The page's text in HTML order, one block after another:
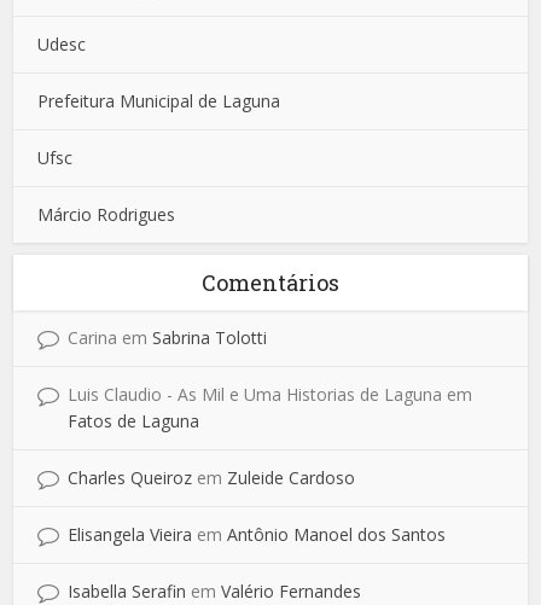
Udesc
Prefeitura Municipal de Laguna
Ufsc
Márcio Rodrigues
Comentários
Carina emSabrina Tolotti
Luis Claudio - As Mil e Uma Historias de Laguna em
Fatos de Laguna
Charles Queiroz em Zuleide Cardoso
Elisangela Vieira emAntônio Manoel dos Santos
Isabella Serafin emValério Fernandes